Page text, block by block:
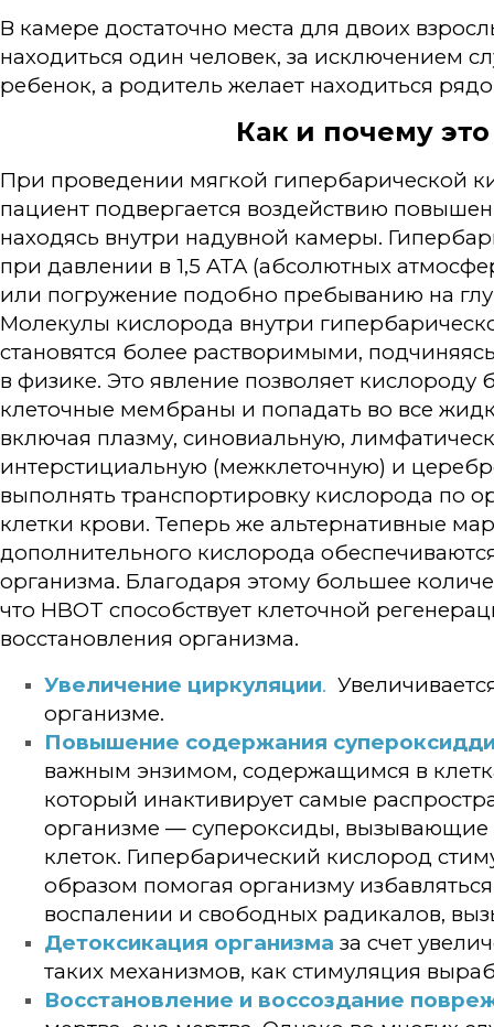
В камере достаточно места для двоих
находиться один человек, за исключением
ребенок, а родитель желает находиться
Как и почему
При проведении мягкой гипербарической
пациент подвергается воздействию
находясь внутри надувной камеры.
при давлении в 1,5 ATA (абсолютных
или погружение подобно пребыванию на
Молекулы кислорода внутри
становятся более растворимыми,
в физике. Это явление позволяет кислороду
клеточные мембраны и попадать во все
включая плазму, синовиальную,
интерстициальную (межклеточную) и
выполнять транспортировку кислорода по
клетки крови. Теперь же альтернативные
дополнительного кислорода
организма. Благодаря этому большее
что HBOT способствует клеточной
восстановления организма.
Увеличение циркуляции.
организме.
Повышение содержания
важным энзимом, содержащимся в
который инактивирует самые
организме — супероксиды, вызывающие
клеток. Гипербарический кислород
образом помогая организму
воспалении и свободных радикалов,
Детоксикация организма за счет
таких механизмов, как стимуляция
Восстановление и воссоздание